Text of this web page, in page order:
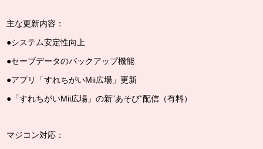
主な更新内容：
●システム安定性向上
●セーブデータのバックアップ機能
●アプリ「すれちがいMii広場」更新
●「すれちがいMii広場」の新”あそび”配信（有料）
マジコン対応：